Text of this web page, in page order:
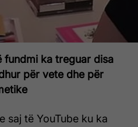
fundmi ka treguar disa
për vete dhe për
saj të YouTube ku ka